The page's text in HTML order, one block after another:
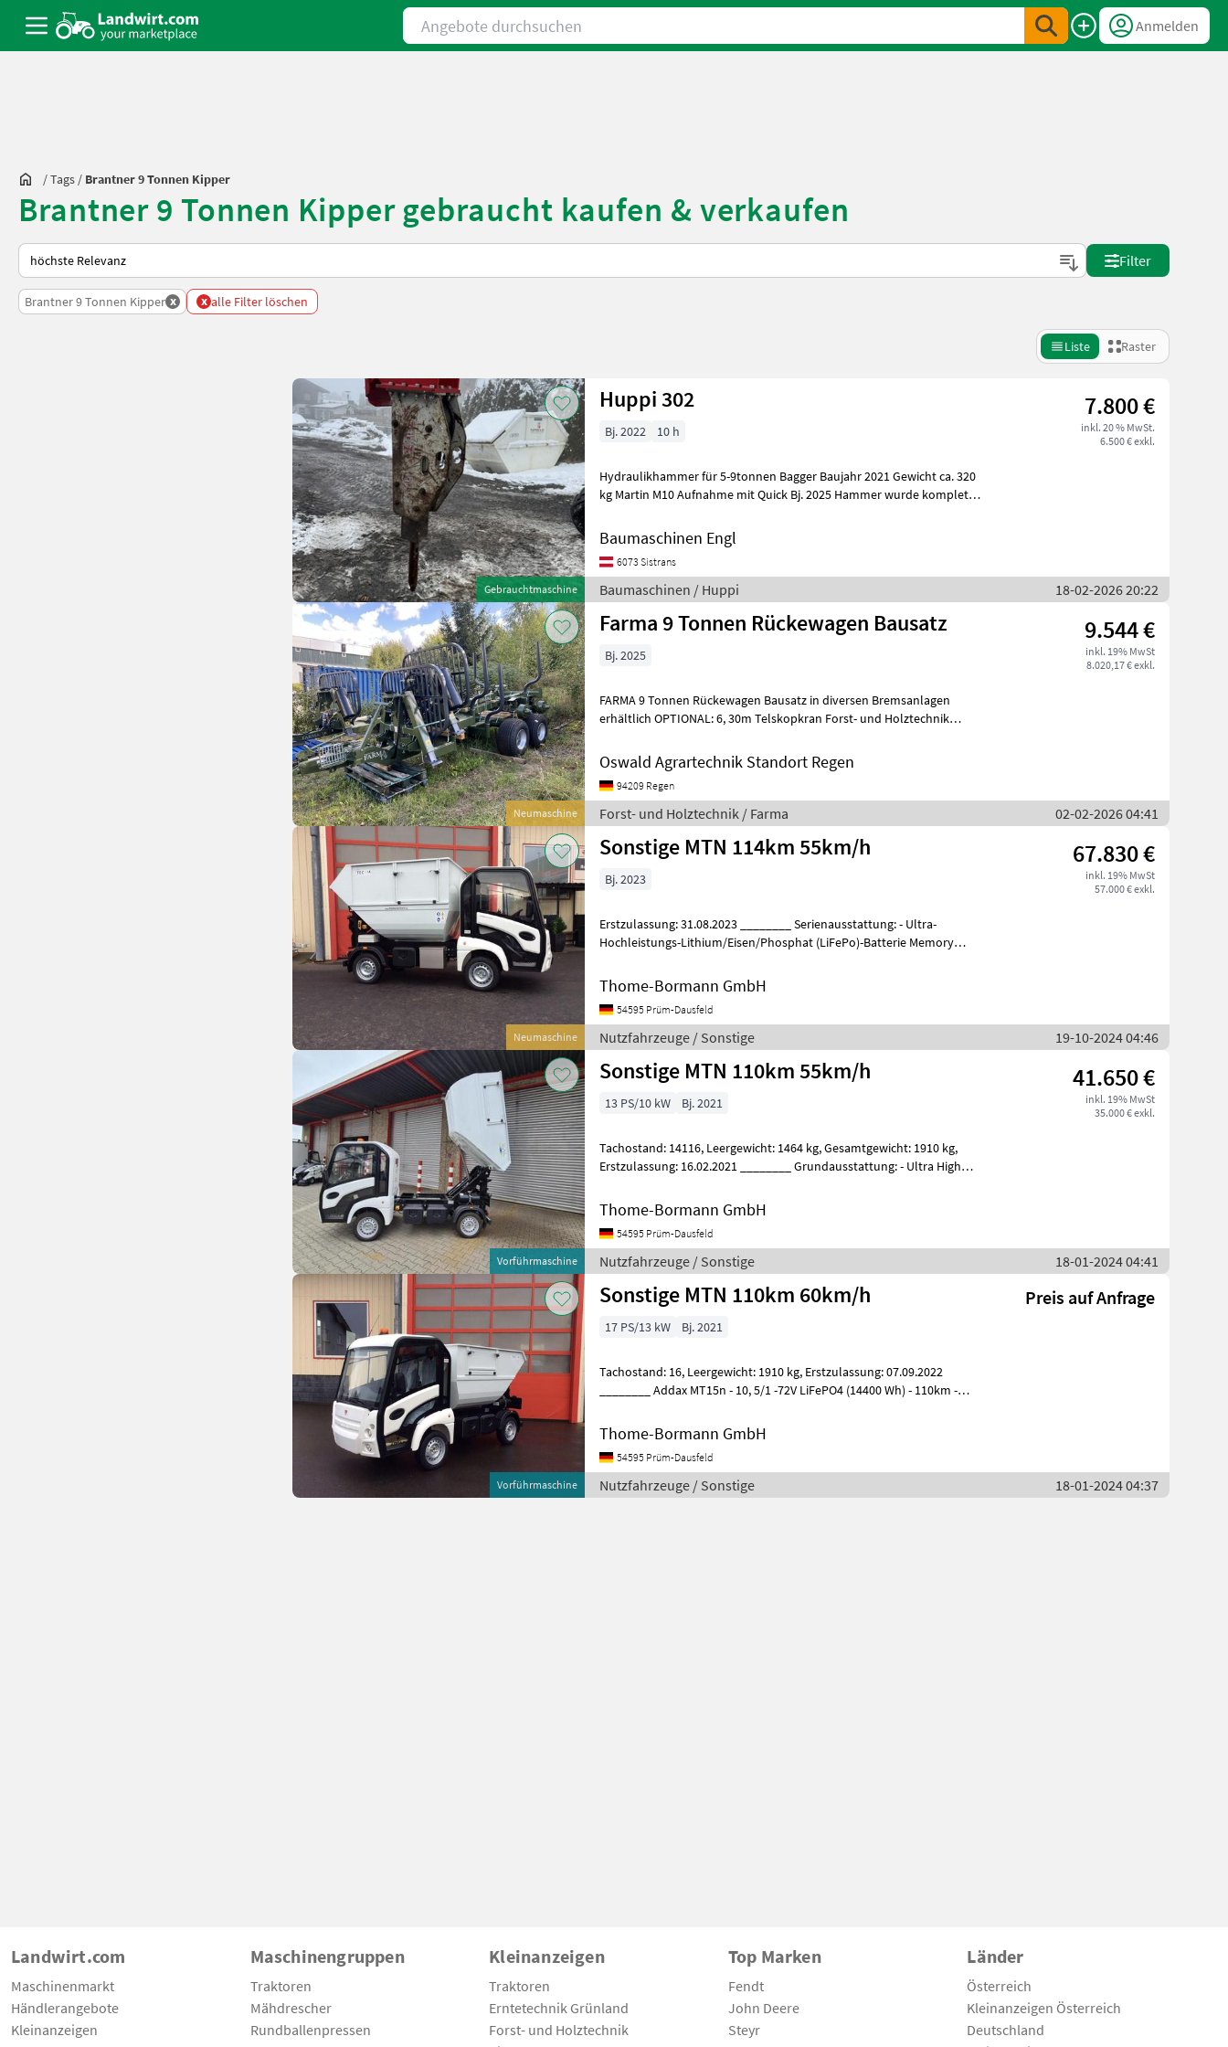
Angebote durchsuchen
Anmelden
/Tags / Brantner 9 Tonnen Kipper
Brantner 9 Tonnen Kipper gebraucht kaufen & verkaufen
So wird auf Landwirt.com sortiert
Filter
Brantner 9 Tonnen Kipper x x alle Filter löschen
Liste Raster
Gebrauchtmaschine
Huppi 302 7.800 €
inkl. 20 % MwSt.
6.500 € exkl.
Bj. 2022 10 h
Hydraulikhammer für 5-9tonnen Bagger Baujahr 2021 Gewicht ca. 320
kg Martin M10 Aufnahme mit Quick Bj. 2025 Hammer wurde komplett
Baumaschinen Engl
6073 Sistrans
Baumaschinen / Huppi 18-02-2026 20:22
Neumaschine
Farma 9 Tonnen Rückewagen Bausatz 9.544 €
inkl. 19% MwSt
8.020,17 € exkl.
Bj. 2025
FARMA 9 Tonnen Rückewagen Bausatz in diversen Bremsanlagen
erhältlich OPTIONAL: 6, 30m Telskopkran Forst- und Holztechnik
Oswald Agrartechnik Standort Regen
94209 Regen
Forst- und Holztechnik / Farma 02-02-2026 04:41
Neumaschine
Sonstige MTN 114km 55km/h 67.830 €
inkl. 19% MwSt
57.000 € exkl.
Bj. 2023
Erstzulassung: 31.08.2023 ________ Serienausstattung: - Ultra-
Hochleistungs-Lithium/Eisen/Phosphat (LiFePo)-Batterie Memory
Thome-Bormann GmbH
54595 Prüm-Dausfeld
Nutzfahrzeuge / Sonstige 19-10-2024 04:46
Vorführmaschine
Sonstige MTN 110km 55km/h 41.650 €
inkl. 19% MwSt
35.000 € exkl.
13 PS/10 kW Bj. 2021
Tachostand: 14116, Leergewicht: 1464 kg, Gesamtgewicht: 1910 kg,
Erstzulassung: 16.02.2021 ________ Grundausstattung: - Ultra High
Thome-Bormann GmbH
54595 Prüm-Dausfeld
Nutzfahrzeuge / Sonstige 18-01-2024 04:41
Vorführmaschine
Sonstige MTN 110km 60km/h Preis auf Anfrage
17 PS/13 kW Bj. 2021
Tachostand: 16, Leergewicht: 1910 kg, Erstzulassung: 07.09.2022
________ Addax MT15n - 10, 5/1 -72V LiFePO4 (14400 Wh) - 110km -
Thome-Bormann GmbH
54595 Prüm-Dausfeld
Nutzfahrzeuge / Sonstige 18-01-2024 04:37
Landwirt.com
Maschinenmarkt
Händlerangebote
Kleinanzeigen
Maschinengruppen
Traktoren
Mähdrescher
Rundballenpressen
Kleinanzeigen
Traktoren
Erntetechnik Grünland
Forst- und Holztechnik
Top Marken
Fendt
John Deere
Steyr
Länder
Österreich
Kleinanzeigen Österreich
Deutschland